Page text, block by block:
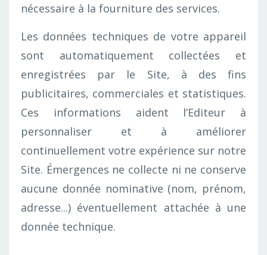
nécessaire à la fourniture des services.
Les données techniques de votre appareil
sont automatiquement collectées et
enregistrées par le Site, à des fins
publicitaires, commerciales et statistiques.
Ces informations aident l’Editeur à
personnaliser et à améliorer
continuellement votre expérience sur notre
Site. Émergences ne collecte ni ne conserve
aucune donnée nominative (nom, prénom,
adresse...) éventuellement attachée à une
donnée technique.